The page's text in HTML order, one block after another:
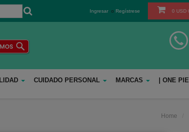
Ingresar o Regístrese 0 USD
CUIDADO PERSONAL MARCAS | ONE
Home